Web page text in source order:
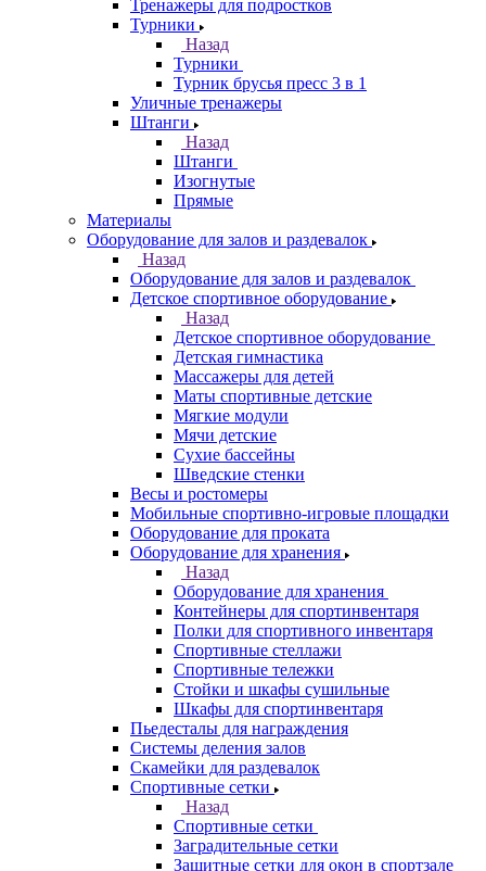
Тренажеры для подростков
Турники
Назад
Турники
Турник брусья пресс 3 в 1
Уличные тренажеры
Штанги
Назад
Штанги
Изогнутые
Прямые
Материалы
Оборудование для залов и раздевалок
Назад
Оборудование для залов и раздевалок
Детское спортивное оборудование
Назад
Детское спортивное оборудование
Детская гимнастика
Массажеры для детей
Маты спортивные детские
Мягкие модули
Мячи детские
Сухие бассейны
Шведские стенки
Весы и ростомеры
Мобильные спортивно-игровые площадки
Оборудование для проката
Оборудование для хранения
Назад
Оборудование для хранения
Контейнеры для спортинвентаря
Полки для спортивного инвентаря
Спортивные стеллажи
Спортивные тележки
Стойки и шкафы сушильные
Шкафы для спортинвентаря
Пьедесталы для награждения
Системы деления залов
Скамейки для раздевалок
Спортивные сетки
Назад
Спортивные сетки
Заградительные сетки
Защитные сетки для окон в спортзале